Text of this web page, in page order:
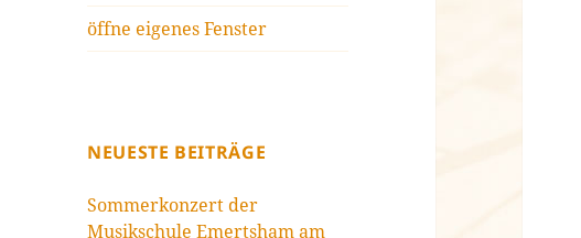
öffne eigenes Fenster
NEUESTE BEITRÄGE
Sommerkonzert der
Musikschule Emertsham am